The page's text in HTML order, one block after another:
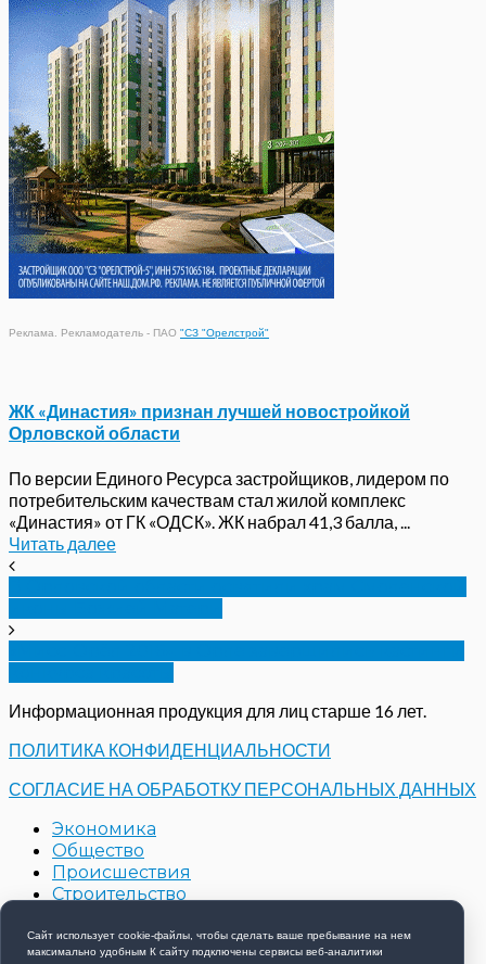
Реклама. Рекламодатель - ПАО "СЗ "Орелстрой"
ЖК «Династия» признан лучшей новостройкой
Орловской области
По версии Единого Ресурса застройщиков, лидером по
потребительским качествам стал жилой комплекс
«Династия» от ГК «ОДСК». ЖК набрал 41,3 балла, ...
Читать далее
Информационная продукция для лиц старше 16 лет.
ПОЛИТИКА КОНФИДЕНЦИАЛЬНОСТИ
СОГЛАСИЕ НА ОБРАБОТКУ ПЕРСОНАЛЬНЫХ ДАННЫХ
Экономика
Общество
Происшествия
Строительство
Новости компаний
Сайт использует cookie-файлы, чтобы сделать ваше пребывание на нем
максимально удобным К cайту подключены сервисы веб-аналитики